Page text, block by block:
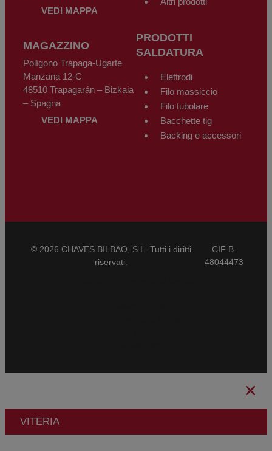
VEDI MAPPA
MAGAZZINO
Polígono Trápaga-Ugarte
Manzana 12-C
48510 Trapagarán – Bizkaia
– Spagna
VEDI MAPPA
PRODOTTI
SALDATURA
Elettrodi
Filo massiccio
Filo tubolare
Bacchette tig
Backing e accessori
© 2026 CHAVES BILBAO, S.L. Tutti i diritti
riservati.
CIF B-
48044473
VITERIA